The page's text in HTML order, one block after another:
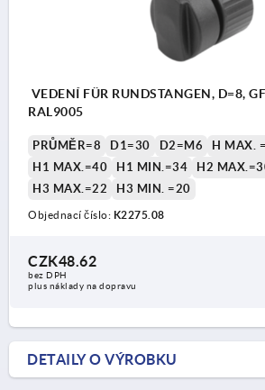
VEDENÍ FÜR RUNDSTANGEN, D=8,
RAL9005
PRŮMĚR=8 D1=30 D2=M6 H MAX.
H1 MAX.=40
H1 MIN.=34 H2
H3 MAX.=22
H3 MIN. =20
Objednací číslo: K2275.08
CZK48.62
bez DPH
plus náklady na dopravu
DETAILY O VÝROBKU